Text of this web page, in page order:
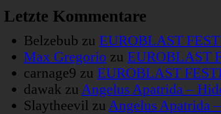
Letzte Kommentare
Belzebub zu EUROBLAST
Max Gregorio zu EUROBLAST
carnage9 zu EUROBLAST
dawak zu Angelus Apatrida –
Slaytheevil zu Angelus Apatrida